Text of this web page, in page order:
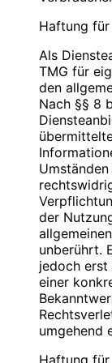
Christan
Name:
Strasse:
PLZ/Ort:
E-Mail:
Telefon:
Telefax:
Mobil:
27 a
DE
Inhaber:
RStV:
Name:
Strasse:
Name:
Strasse:
PLZ/Ort:
E-Mail:
Mobil:
Cookies
Zur
ein. Durch
Nutzung
Bestimmte
nicht
das
dar (die
wird in
Browser
Haftung
Als
TMG für
den
Nach §§ 8
der
unberührt.
jedoch erst
einer
umgehend
Haftung